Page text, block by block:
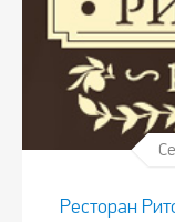
Ресторан